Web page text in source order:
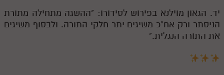
יד. הגאון מוילנא בפירוש לסידורו: "ההשגה מתחילה מתורת
הניסתר ורק אח"כ משיגים יתר חלקי התורה. ולבסוף משיגים
את התורה הנגלית."